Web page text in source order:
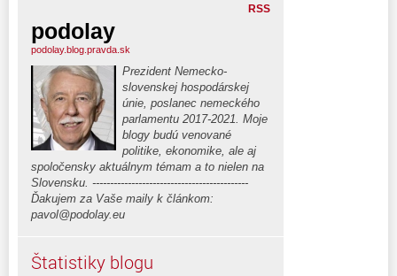
RSS
podolay
podolay.blog.pravda.sk
Prezident Nemecko-
slovenskej hospodárskej
únie, poslanec nemeckého
parlamentu 2017-2021. Moje
blogy budú venované
politike, ekonomike, ale aj
spoločensky aktuálnym témam a to nielen na
Slovensku. --------------------------------------------
Ďakujem za Vaše maily k článkom:
pavol@podolay.eu
Štatistiky blogu